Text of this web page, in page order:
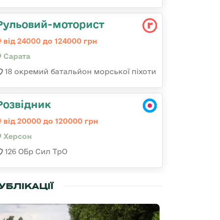
моторист
від 24000 до 124000 грн
Сарата
18 окремий батальйон морської піхоти
від 20000 до 120000 грн
Херсон
126 ОБр Сил ТрО